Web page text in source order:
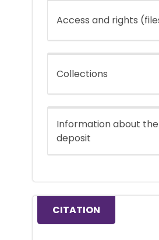
Access and rights
Collections
Information about the
deposit
CITATION